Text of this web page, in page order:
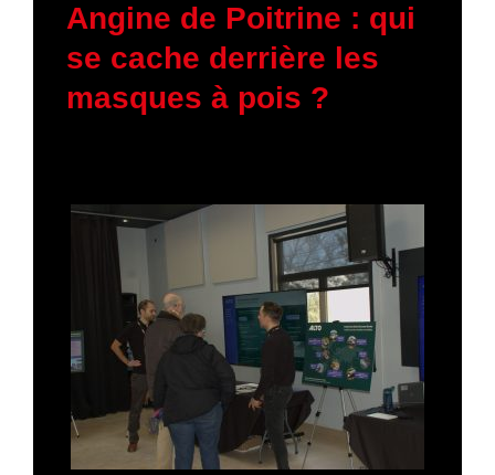
Angine de Poitrine : qui
se cache derrière les
masques à pois ?